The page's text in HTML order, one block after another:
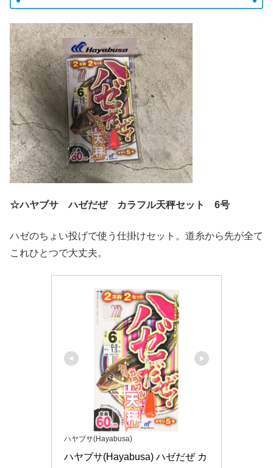
☆ハヤブサ ハゼだぜ カラフル天秤セット 6号
ハゼのちょい投げで使う仕掛けセット。道糸から先が全て
これひとつで大丈夫。
ハヤブサ(Hayabusa)
ハヤブサ(Hayabusa) ハゼだぜ カ